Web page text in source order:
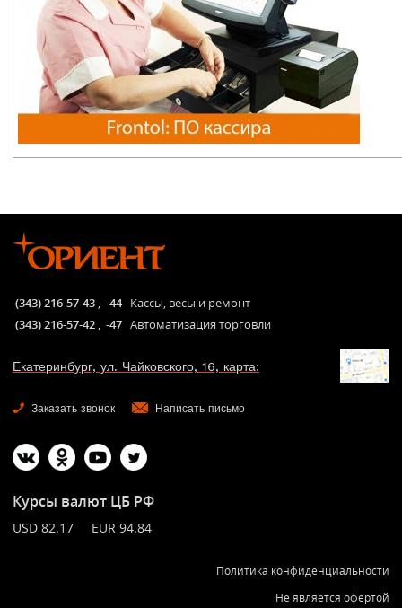
(343) 216-57-43 , -44 Кассы, весы и ремонт
(343) 216-57-42 , -47 Автоматизация торговли
Екатеринбург, ул. Чайковского, 16, карта:
Заказать звонок Написать письмо
Курсы валют ЦБ РФ
USD 82.17 EUR 94.84
Политика конфиденциальности
Не является офертой